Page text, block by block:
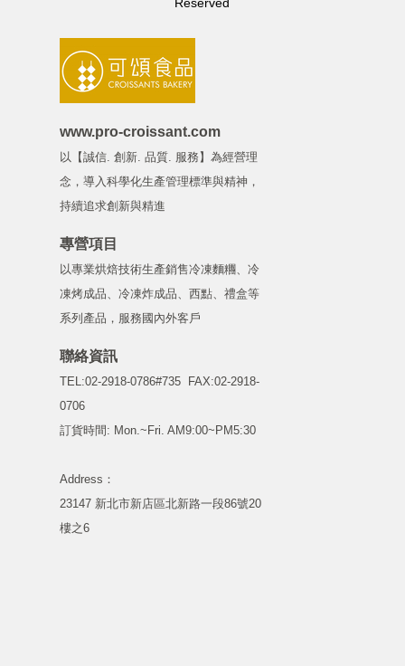
www.pro-croissant.com
以【誠信. 創新. 品質. 服務】為經營理
念，導入科學化生產管理標準與精神，
持續追求創新與精進
專營項目
以專業烘焙技術生產銷售冷凍麵糰、冷
凍烤成品、冷凍炸成品、西點、禮盒等
系列產品，服務國內外客戶
聯絡資訊
TEL:02-2918-0786#735
FAX:02-2918-
0706
訂貨時間: Mon.~Fri. AM9:00~PM5:30
Address：
23147 新北市新店區北新路一段86號20
樓之6